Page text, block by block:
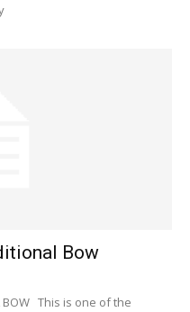
Bow
BOW This is one of the